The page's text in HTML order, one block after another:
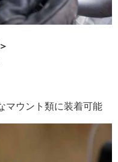
マウント類に装着可能